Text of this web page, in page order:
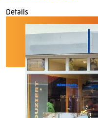
Details